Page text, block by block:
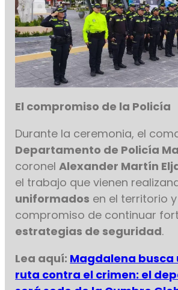
El compromiso de la Policía
Durante la ceremonia, el
Departamento de Policía
coronelAlexander Martín
el trabajo que vienen
uniformados en el territorio
compromiso de continuar
estrategias de seguridad.
Lea aquí: Magdalena busca
ruta contra el crimen: el